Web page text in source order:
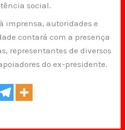
social.
imprensa, autoridades e
contará com a presença
representantes de diversos
do ex-presidente.